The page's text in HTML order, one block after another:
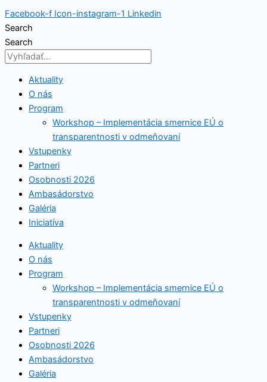
Facebook-f Icon-instagram-1 Linkedin
Search
Search
Aktuality
O nás
Program
Workshop – Implementácia smernice EÚ o
transparentnosti v odmeňovaní
Vstupenky
Partneri
Osobnosti 2026
Ambasádorstvo
Galéria
Iniciatíva
Aktuality
O nás
Program
Workshop – Implementácia smernice EÚ o
transparentnosti v odmeňovaní
Vstupenky
Partneri
Osobnosti 2026
Ambasádorstvo
Galéria